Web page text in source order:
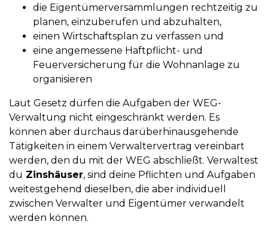
die Eigentümerversammlungen rechtzeitig zu
planen, einzuberufen und abzuhalten,
einen Wirtschaftsplan zu verfassen und
eine angemessene Haftpflicht- und
Feuerversicherung für die Wohnanlage zu
organisieren
Laut Gesetz dürfen die Aufgaben der WEG-
Verwaltung nicht eingeschränkt werden. Es
können aber durchaus darüberhinausgehende
Tätigkeiten in einem Verwaltervertrag vereinbart
werden, den du mit der WEG abschließt. Verwaltest
du Zinshäuser, sind deine Pflichten und Aufgaben
weitestgehend dieselben, die aber individuell
zwischen Verwalter und Eigentümer verwandelt
werden können.